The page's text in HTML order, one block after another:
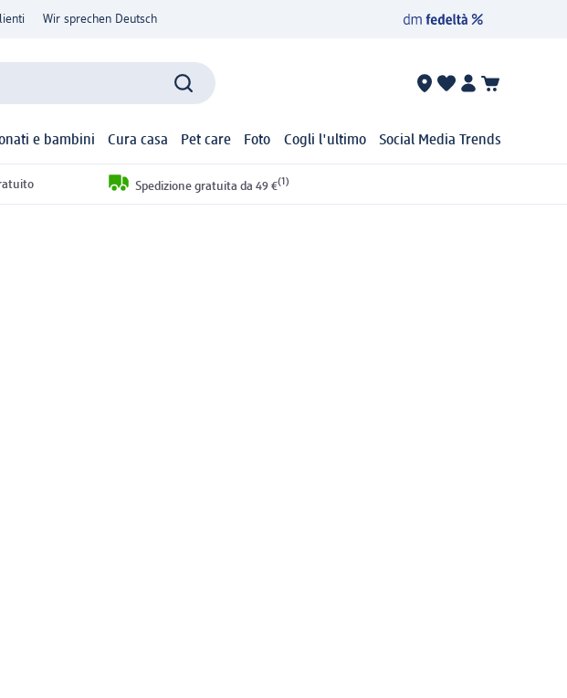
Wir sprechen Deutsch
e bambini Cura casa Pet care Foto Cogli l'ultimo Social Media Trends
Spedizione gratuita da 49 €(1)